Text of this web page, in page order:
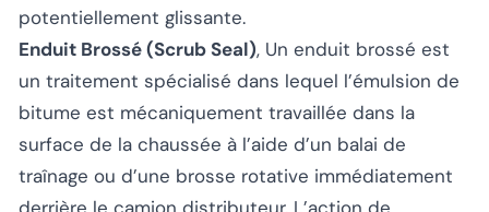
potentiellement glissante.
Enduit Brossé (Scrub Seal), Un enduit brossé est
un traitement spécialisé dans lequel l’émulsion de
bitume est mécaniquement travaillée dans la
surface de la chaussée à l’aide d’un balai de
traînage ou d’une brosse rotative immédiatement